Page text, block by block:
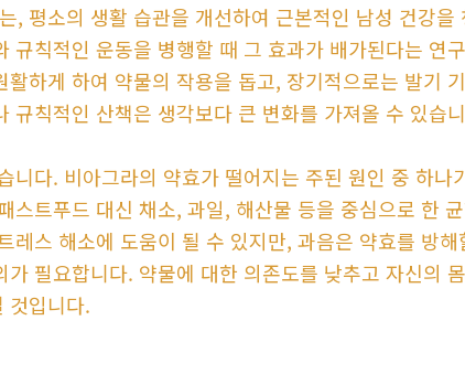
, 평소의 생활 습관을 개선하여 근본적인 남성 건강을
규칙적인 운동을 병행할 때 그 효과가 배가된다는 연
하게 하여 약물의 작용을 돕고, 장기적으로는 발기
규칙적인 산책은 생각보다 큰 변화를 가져올 수 있습
니다. 비아그라의 약효가 떨어지는 주된 원인 중 하나
스트푸드 대신 채소, 과일, 해산물 등을 중심으로 한
레스 해소에 도움이 될 수 있지만, 과음은 약효를 방
필요합니다. 약물에 대한 의존도를 낮추고 자신의
것입니다.